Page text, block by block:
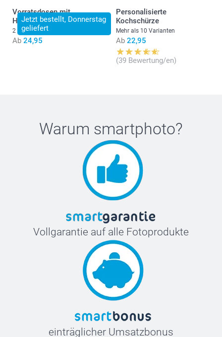
Jetzt bestellt, Donnerstag
geliefert
Vorratsdosen mit
Holzdeckel
2 Varianten
Ab 24,95
Personalisierte
Kochschürze
Mehr als 10 Varianten
Ab 22,95
(39 Bewertung/en)
Warum smartphoto?
Vollgarantie auf alle Fotoprodukte
einträglicher Umsatzbonus